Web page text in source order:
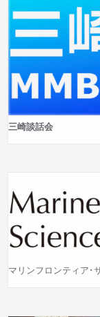
三崎談話会
マリンフロンティア･